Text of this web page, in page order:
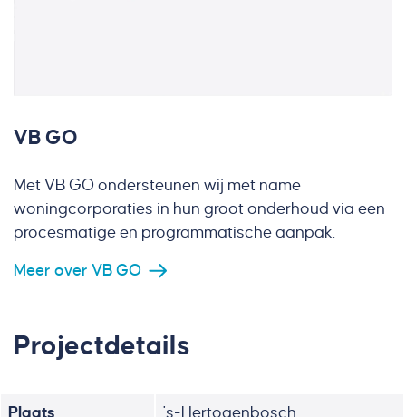
VB GO
Met VB GO ondersteunen wij met name
woningcorporaties in hun groot onderhoud via een
procesmatige en programmatische aanpak.
Meer over VB GO
Projectdetails
Plaats 's-Hertogenbosch